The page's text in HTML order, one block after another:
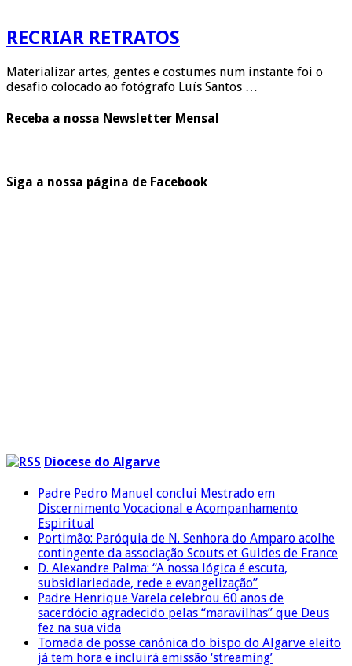
RECRIAR RETRATOS
Materializar artes, gentes e costumes num instante foi o
desafio colocado ao fotógrafo Luís Santos …
Receba a nossa Newsletter Mensal
Siga a nossa página de Facebook
Diocese do Algarve
Padre Pedro Manuel conclui Mestrado em
Discernimento Vocacional e Acompanhamento
Espiritual
Portimão: Paróquia de N. Senhora do Amparo acolhe
contingente da associação Scouts et Guides de France
D. Alexandre Palma: “A nossa lógica é escuta,
subsidiariedade, rede e evangelização”
Padre Henrique Varela celebrou 60 anos de
sacerdócio agradecido pelas “maravilhas” que Deus
fez na sua vida
Tomada de posse canónica do bispo do Algarve eleito
já tem hora e incluirá emissão ‘streaming’